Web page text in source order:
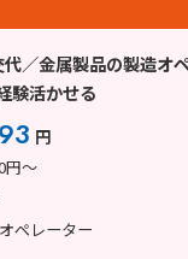
代／金属製品の製造オ
験活かせる
円
円～
ペレーター